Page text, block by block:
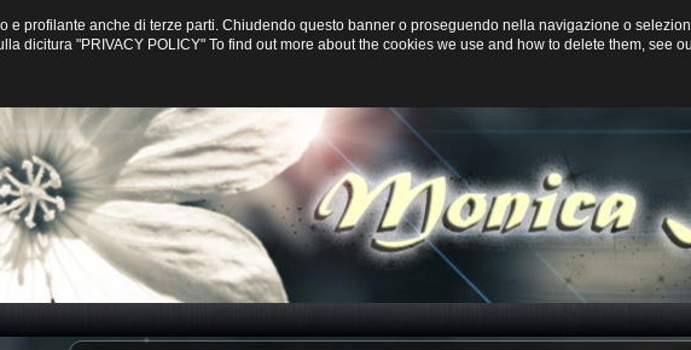
e profilante anche di terze parti. Chiudendo questo banner o proseguendo nella navigazione o
dicitura "PRIVACY POLICY" To find out more about the cookies we use and how to delete them, see